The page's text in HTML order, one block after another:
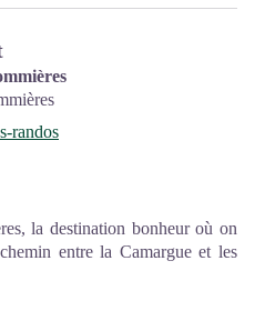
randos
la destination bonheur où on
entre la Camargue et les